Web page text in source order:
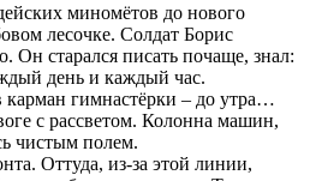
миномётов до нового
лесочке. Солдат Борис
Он старался писать почаще, знал:
день и каждый час.
гимнастёрки – до утра…
с рассветом. Колонна машин,
чистым полем.
Оттуда, из-за этой линии,